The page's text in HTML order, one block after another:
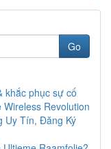
Go
khắc phục sự cố
Revolution
Uy Tín, Đăng Ký